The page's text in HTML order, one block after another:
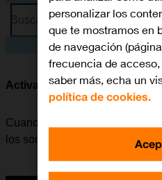
Busca por problema o tema
Activar o desactivar el modo
Cuando se activa el modo
los sonidos del móvil.
personalizar los
que te mostramos en
de navegación
frecuencia de
saber más, echa un
política de cookies.